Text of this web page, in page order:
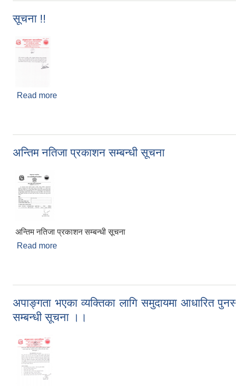
सूचना !!
Read more
अन्तिम नतिजा प्रकाशन सम्बन्धी सूचना
अन्तिम नतिजा प्रकाशन सम्बन्धी सूचना
Read more
अपाङ्गता भएका व्यक्तिका लागि समुदायमा आधारित
सम्बन्धी सूचना ।।